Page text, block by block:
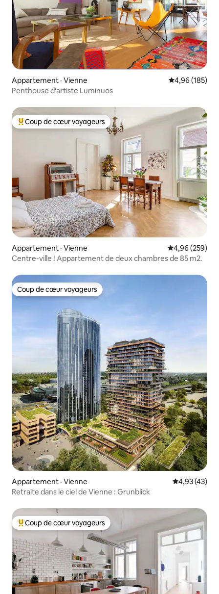
Appartement · Vienne Note
4,96 (185)
Penthouse d'artiste Luminuos
Coup de cœur voyageurs parmi les plus aimés
Coup de cœur voyageurs
Appartement · Vienne Note
4,96 (259)
Centre-ville ! Appartement de deux chambres de 85 m2.
Coup de cœur voyageurs
Coup de cœur voyageurs
Appartement · Vienne Note
4,93 (43)
Retraite dans le ciel de Vienne : Grunblick
Coup de cœur voyageurs parmi les plus aimés
Coup de cœur voyageurs